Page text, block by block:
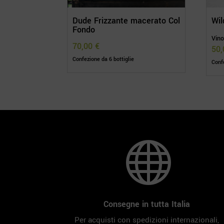
Dude Frizzante macerato Col
Fondo
70,00 €
Confezione da 6 bottiglie

Consegne in tutta Italia
Per acquisti con spedizioni internazionali,